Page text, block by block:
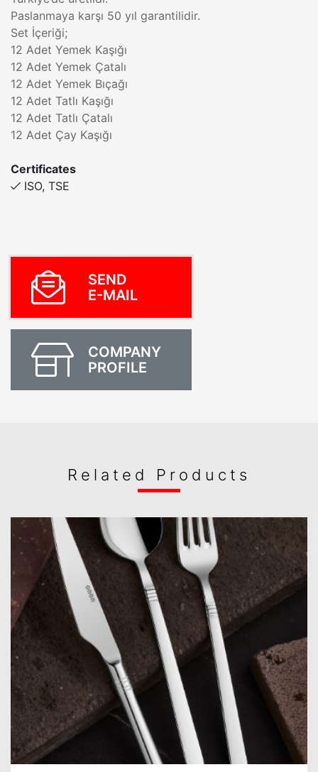
Paslanmaya karşı 50 yıl garantilidir.
Set İçeriği;
12 Adet Yemek Kaşığı
12 Adet Yemek Çatalı
12 Adet Yemek Bıçağı
12 Adet Tatlı Kaşığı
12 Adet Tatlı Çatalı
12 Adet Çay Kaşığı
Certificates
ISO, TSE
SEND
E-MAIL
COMPANY
PROFILE
Related Products